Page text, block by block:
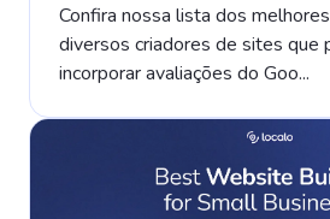
Confira nossa lista dos
diversos criadores de sites que
incorporar avaliações do Goo...